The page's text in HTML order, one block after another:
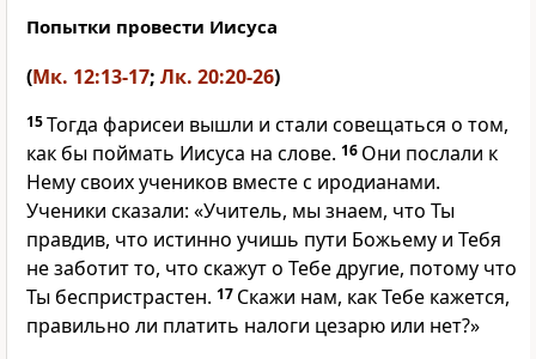
Попытки провести Иисуса
(Мк. 12:13-17; Лк. 20:20-26)
15Тогда фарисеи вышли и стали совещаться о том,
как бы поймать Иисуса на слове. 16 Они послали к
Нему своих учеников вместе с иродианами.
Ученики сказали: «Учитель, мы знаем, что Ты
правдив, что истинно учишь пути Божьему и Тебя
не заботит то, что скажут о Тебе другие, потому что
Ты беспристрастен. 17 Скажи нам, как Тебе кажется,
правильно ли платить налоги цезарю или нет?»